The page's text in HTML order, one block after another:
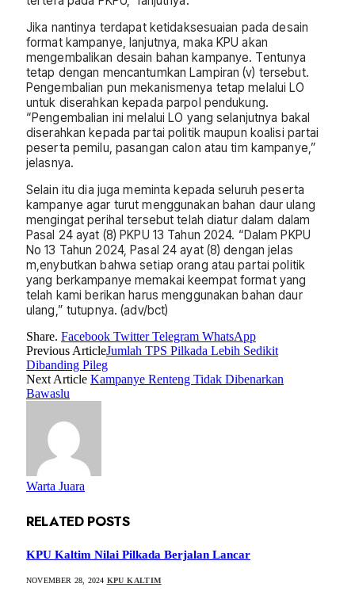
Jika nantinya terdapat ketidaksesuaian pada desain
format kampanye, lanjutnya, maka KPU akan
mengembalikan desain bahan kampanye. Tentunya
tetap dengan mencantumkan Lampiran (v) tersebut.
Pengembalian pun mekanismenya tetap melalui LO
untuk diserahkan kepada parpol pendukung.
“Pengembalian ini melalui LO yang selanjutnya bakal
diserahkan kepada partai politik maupun koalisi partai
peserta pemilu, pasangan calon atau tim kampanye,”
jelasnya.
Selain itu dia juga meminta kepada seluruh peserta
kampanye agar turut menggunakan bahan daur ulang
mengingat perihal tersebut telah diatur dalam dalam
Pasal 24 ayat (8) PKPU 13 Tahun 2024. “Dalam PKPU
No 13 Tahun 2024, Pasal 24 ayat (8) dengan jelas
m,enybutkan bahwa setiap orang atau partai politik
yang berkampanye memakai keempat format yang
telah kami berikan harus menggunakan bahan daur
ulang,” tutupnya. (adv/bct)
Share. Facebook Twitter Telegram WhatsApp
Previous ArticleJumlah TPS Pilkada Lebih Sedikit
Dibanding Pileg
Next Article Kampanye Renteng Tidak Dibenarkan
Bawaslu
Warta Juara
RELATED POSTS
KPU Kaltim Nilai Pilkada Berjalan Lancar
NOVEMBER 28, 2024 KPU KALTIM